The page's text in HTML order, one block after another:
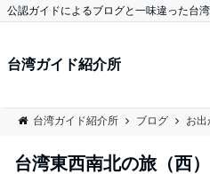
公認ガイドによるブログと一味違った台
台湾ガイド紹介所
台湾ガイド紹介所 ブログ お出
台湾東西南北の旅（西）